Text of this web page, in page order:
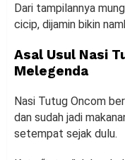
Dari tampilannya
cicip, dijamin bikin
Asal Usul Nasi
Melegenda
Nasi Tutug Oncom
dan sudah jadi
setempat sejak dulu.